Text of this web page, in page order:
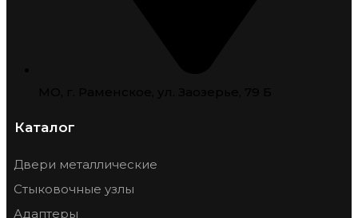
Каталог
Двери металлические
Стыковочные узлы
Адаптеры